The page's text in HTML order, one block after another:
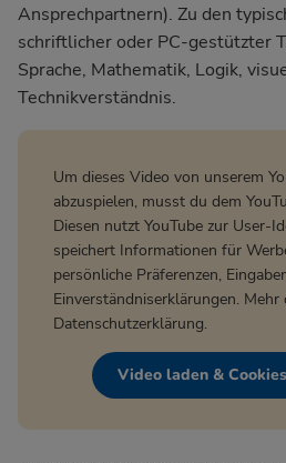
Ansprechpartnern). Zu den
schriftlicher oder PC-gestützter
Sprache, Mathematik, Logik,
Technikverständnis.
Um dieses Video von unserem
abzuspielen, musst du dem
Diesen nutzt YouTube zur User-
speichert Informationen für
persönliche Präferenzen,
Einverständniserklärungen. Mehr
Datenschutzerklärung.
Video laden &